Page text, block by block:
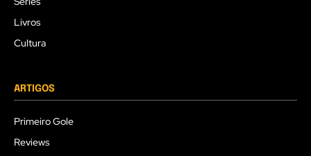
Livros
Cultura
ARTIGOS
Primeiro Gole
Reviews